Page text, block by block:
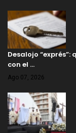
Desalojo
con el …
Ago 07, 2026